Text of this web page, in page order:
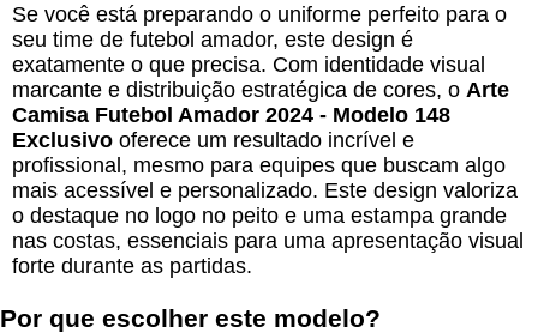
Se você está preparando o uniforme perfeito para o
seu time de futebol amador, este design é
exatamente o que precisa. Com identidade visual
marcante e distribuição estratégica de cores, o Arte
Camisa Futebol Amador 2024 - Modelo 148
Exclusivo oferece um resultado incrível e
profissional, mesmo para equipes que buscam algo
mais acessível e personalizado. Este design valoriza
o destaque no logo no peito e uma estampa grande
nas costas, essenciais para uma apresentação visual
forte durante as partidas.
Por que escolher este modelo?